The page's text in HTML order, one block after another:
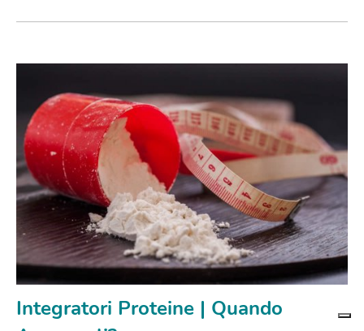
Integratori Proteine | Quando